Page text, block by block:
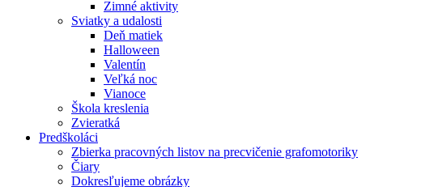
Zimné aktivity
Sviatky a udalosti
Deň matiek
Halloween
Valentín
Veľká noc
Vianoce
Škola kreslenia
Zvieratká
Predškoláci
Zbierka pracovných listov na precvičenie grafomotoriky
Čiary
Dokresľujeme obrázky